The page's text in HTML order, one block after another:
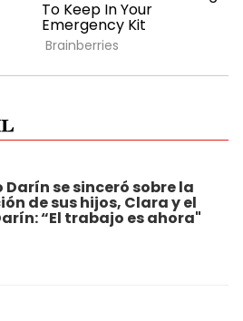
Darín se sinceró sobre la
de sus hijos, Clara y el
“El trabajo es ahora"